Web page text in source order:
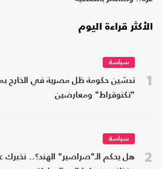
الأكثر قراءة اليوم
1
سياسة
تدشين حكومة ظل مصرية في الخارج
"تكنوقراط" ومعارضين
2
سياسة
هل يحكم الـ"صراصير" الهند؟.. نخبرك